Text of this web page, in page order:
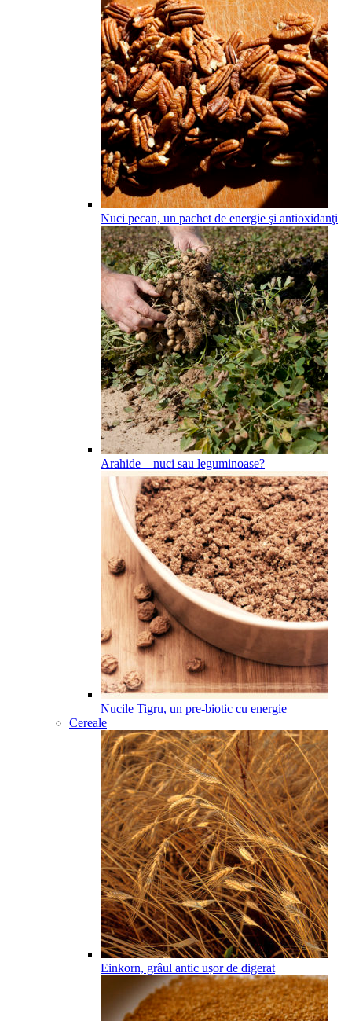
Nuci pecan, un pachet de energie şi antioxidanţi
Arahide – nuci sau leguminoase?
Nucile Tigru, un pre-biotic cu energie
Cereale
Einkorn, grâul antic ușor de digerat